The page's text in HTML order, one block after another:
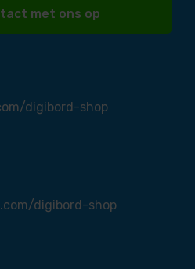
met ons op
digibord-shop
digibord-shop